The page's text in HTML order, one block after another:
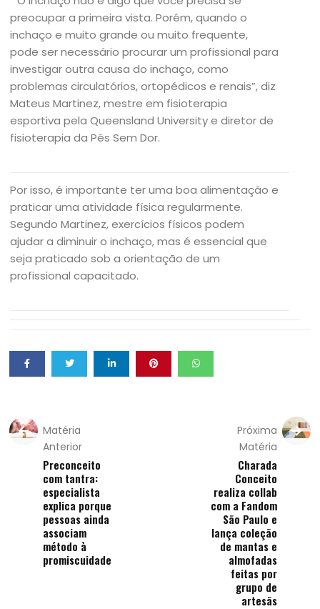
preocupar a primeira vista. Porém, quando o
inchaço e muito grande ou muito frequente,
pode ser necessário procurar um profissional para
investigar outra causa do inchaço, como
problemas circulatórios, ortopédicos e renais”, diz
Mateus Martinez, mestre em fisioterapia
esportiva pela Queensland University e diretor de
fisioterapia da Pés Sem Dor.
Por isso, é importante ter uma boa alimentação e
praticar uma atividade física regularmente.
Segundo Martinez, exercícios físicos podem
ajudar a diminuir o inchaço, mas é essencial que
seja praticado sob a orientação de um
profissional capacitado.
Matéria
Anterior
Preconceito
com tantra:
especialista
explica porque
pessoas ainda
associam
método à
promiscuidade
Próxima
Matéria
Charada
Conceito
realiza collab
com a Fandom
São Paulo e
lança coleção
de mantas e
almofadas
feitas por
grupo de
artesãs